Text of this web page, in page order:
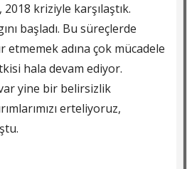
2018 kriziyle karşılaştık.
başladı. Bu süreçlerde
adına çok mücadele
hala devam ediyor.
yine bir belirsizlik
erteliyoruz,